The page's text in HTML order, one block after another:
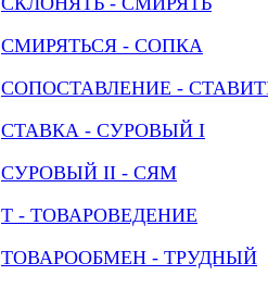
СМИРЯТЬСЯ - СОПКА
СОПОСТАВЛЕНИЕ -
СТАВКА - СУРОВЫЙ I
СУРОВЫЙ II - СЯМ
Т - ТОВАРОВЕДЕНИЕ
ТОВАРООБМЕН - ТРУДНЫЙ